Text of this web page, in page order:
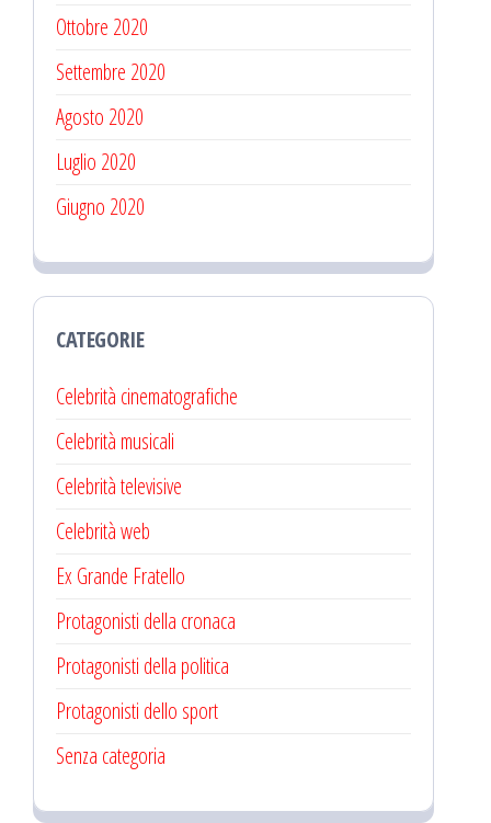
Ottobre 2020
Settembre 2020
Agosto 2020
Luglio 2020
Giugno 2020
CATEGORIE
Celebrità cinematografiche
Celebrità musicali
Celebrità televisive
Celebrità web
Ex Grande Fratello
Protagonisti della cronaca
Protagonisti della politica
Protagonisti dello sport
Senza categoria